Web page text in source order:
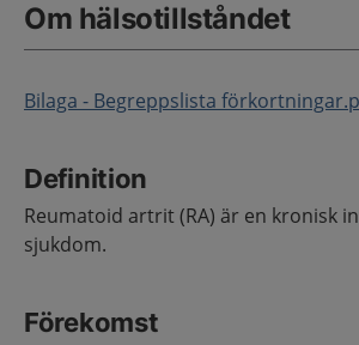
Om hälsotillståndet
Bilaga - Begreppslista
Definition
Reumatoid artrit (RA) är en kronisk
sjukdom.
Förekomst